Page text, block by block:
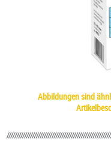
Abbildungen sind